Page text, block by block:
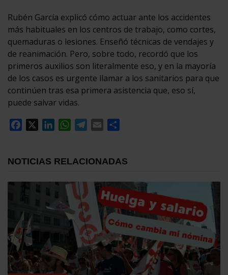
Rubén García explicó cómo actuar ante los accidentes
más habituales en los centros de trabajo, como cortes,
quemaduras o lesiones. Enseñó técnicas de vendajes y
de reanimación. Pero, sobre todo, recordó que los
primeros auxilios son literalmente eso, y en la mayoría
de los casos es urgente llamar a los sanitarios para que
continúen tras esa primera asistencia que, eso sí,
puede salvar vidas.
Facebook
LinkedInWhatsApp
Telegram
Email
NOTICIAS RELACIONADAS